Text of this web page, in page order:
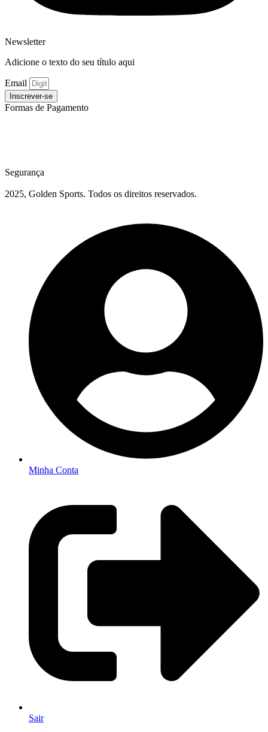
Newsletter
Adicione o texto do seu título aqui
Email
Inscrever-se
Formas de Pagamento
Segurança
2025, Golden Sports. Todos os direitos reservados.
Minha Conta
Sair